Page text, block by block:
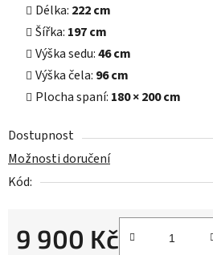
Délka: 222 cm
Šířka: 197 cm
Výška sedu:46 cm
Výška čela: 96 cm
Plocha spaní: 180 × 200 cm
Dostupnost
Možnosti doručení
Kód:
9 900 Kč